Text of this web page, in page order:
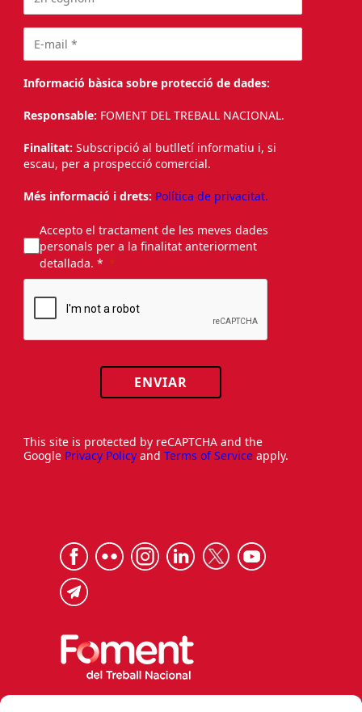
Informació bàsica sobre protecció de dades:
Responsable: FOMENT DEL TREBALL NACIONAL.
Finalitat: Subscripció al butlletí informatiu i, si
escau, per a prospecció comercial.
Més informació i drets: Política de privacitat.
Accepto el tractament de les meves dades
personals per a la finalitat anteriorment
detallada. *
ENVIAR
This site is protected by reCAPTCHA and the
Google Privacy Policy and Terms of Service apply.